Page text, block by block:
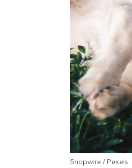
Snapwire / Pexels